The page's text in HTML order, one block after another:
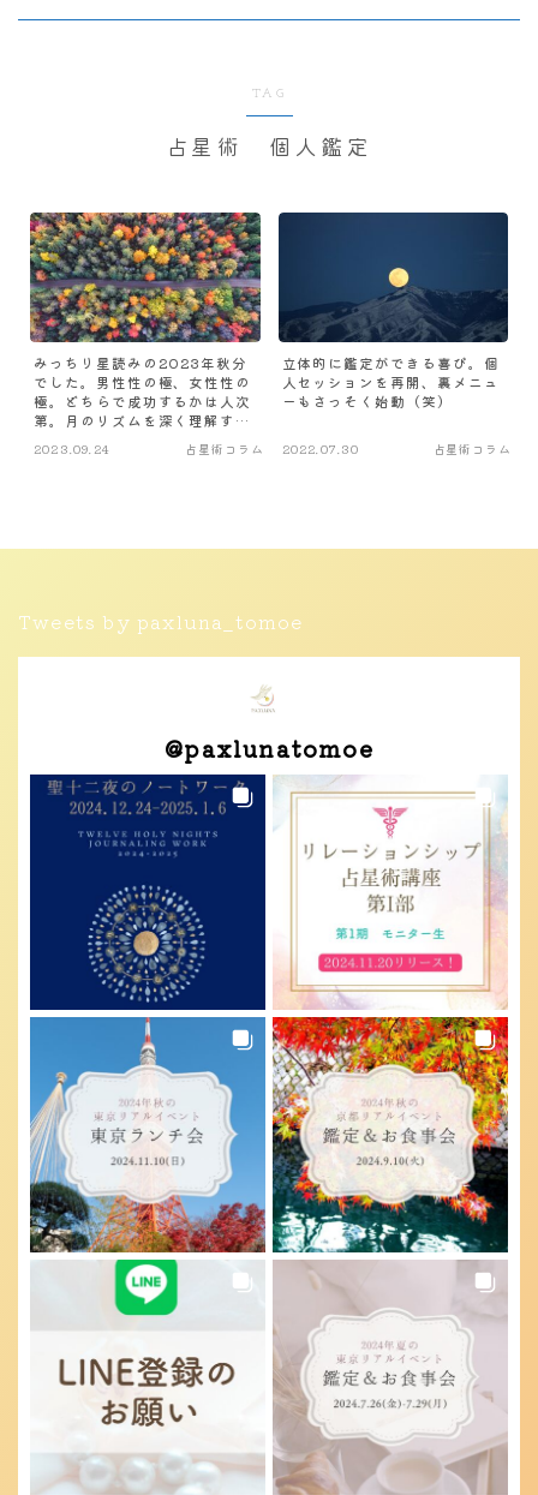
TAG
占星術 個人鑑定
みっちり星読みの2023年秋分
でした。男性性の極、女性性の
極。どちらで成功するかは人次
第。月のリズムを深く理解する
2023.09.24 占星術コラム
立体的に鑑定ができる喜び。個
人セッションを再開、裏メニュ
ーもさっそく始動（笑）
2022.07.30 占星術コラム
Tweets by paxluna_tomoe
@paxlunatomoe